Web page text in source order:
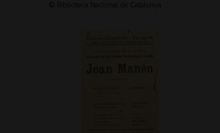
© Biblioteca Nacional de Catalunya